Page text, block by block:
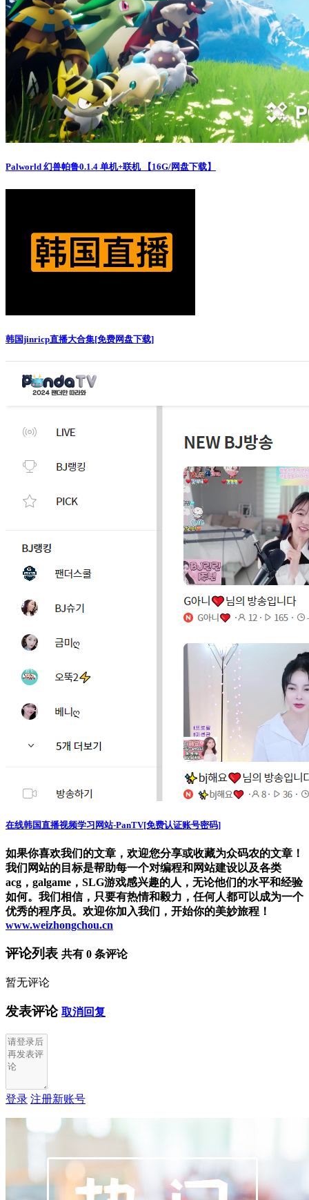
Palworld 幻兽帕鲁0.1.4 单机+联机 【16G/网盘下载】
韩国jinricp直播大合集[免费网盘下载]
在线韩国直播视频学习网站-PanTV[免费认证账号密码]
如果你喜欢我们的文章，欢迎您分享或收藏为众码农的文章！
我们网站的目标是帮助每一个对编程和网站建设以及各类
acg，galgame，SLG游戏感兴趣的人，无论他们的水平和经验
如何。我们相信，只要有热情和毅力，任何人都可以成为一个
优秀的程序员。欢迎你加入我们，开始你的美妙旅程！
www.weizhongchou.cn
评论列表 共有 0 条评论
暂无评论
发表评论 取消回复
登录 注册新账号